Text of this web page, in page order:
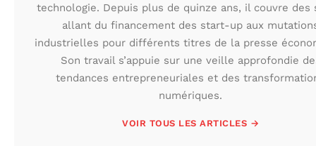
technologie. Depuis plus de quinze ans, il couvre des
allant du financement des start-up aux
industrielles pour différents titres de la presse
Son travail s’appuie sur une veille approfondie
tendances entrepreneuriales et des
numériques.
VOIR TOUS LES ARTICLES →